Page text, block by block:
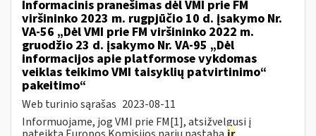
Informacinis pranešimas dėl VMI prie FM
viršininko 2023 m. rugpjūčio 10 d. įsakymo Nr.
VA-56 „Dėl VMI prie FM viršininko 2022 m.
gruodžio 23 d. įsakymo Nr. VA-95 „Dėl
informacijos apie platformose vykdomas
veiklas teikimo VMI taisyklių patvirtinimo“
pakeitimo“
Web turinio sąrašas 2023-08-11
Informuojame, jog VMI prie FM[1], atsižvelgusi į